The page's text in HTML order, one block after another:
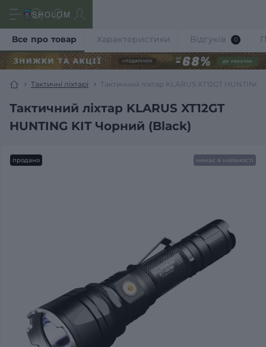
Тактичні ліхтарі Тактичний ліхтар KLARUS XT12GT
Тактичний ліхтар KLARUS XT12GT
HUNTING KIT Чорний (Black)
Все про товар Характеристики Відгуків 0
продано немає в наявності